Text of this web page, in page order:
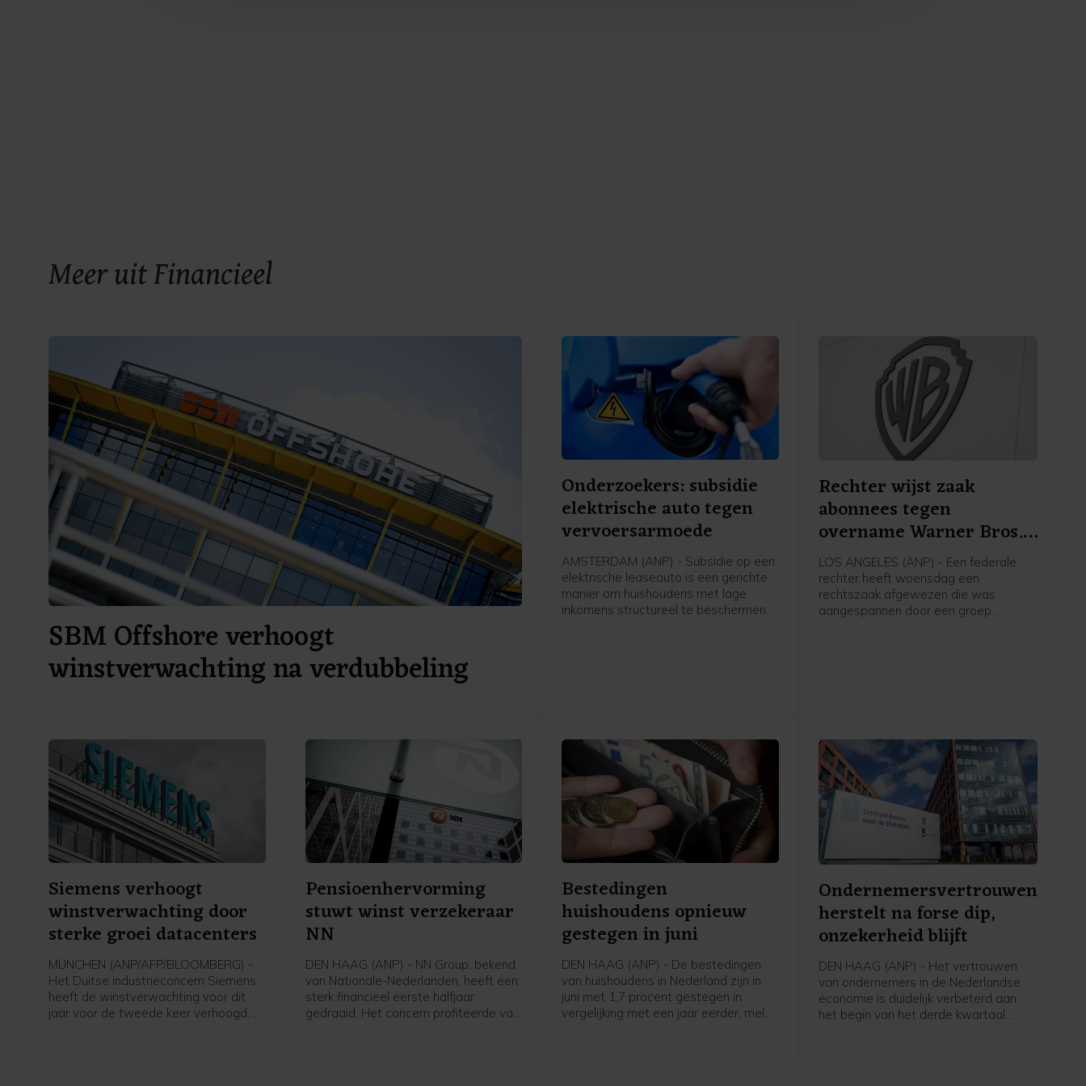
Meer uit Financieel
SBM Offshore verhoogt
winstverwachting na verdubbeling
Onderzoekers: subsidie
elektrische auto tegen
vervoersarmoede
AMSTERDAM (ANP) - Subsidie op een
elektrische leaseauto is een gerichte
manier om huishoudens met lage
inkomens structureel te beschermen
Rechter wijst zaak
abonnees tegen
overname Warner Bros.
af
LOS ANGELES (ANP) - Een federale
rechter heeft woensdag een
rechtszaak afgewezen die was
aangespannen door een groep
Siemens verhoogt
winstverwachting door
sterke groei datacenters
MÜNCHEN (ANP/AFP/BLOOMBERG) -
Het Duitse industrieconcern Siemens
heeft de winstverwachting voor dit
jaar voor de tweede keer verhoogd,
Pensioenhervorming
stuwt winst verzekeraar
NN
DEN HAAG (ANP) - NN Group, bekend
van Nationale-Nederlanden, heeft een
sterk financieel eerste halfjaar
gedraaid. Het concern profiteerde van
Bestedingen
huishoudens opnieuw
gestegen in juni
DEN HAAG (ANP) - De bestedingen
van huishoudens in Nederland zijn in
juni met 1,7 procent gestegen in
vergelijking met een jaar eerder, meldt
Ondernemersvertrouwen
herstelt na forse dip,
onzekerheid blijft
DEN HAAG (ANP) - Het vertrouwen
van ondernemers in de Nederlandse
economie is duidelijk verbeterd aan
het begin van het derde kwartaal